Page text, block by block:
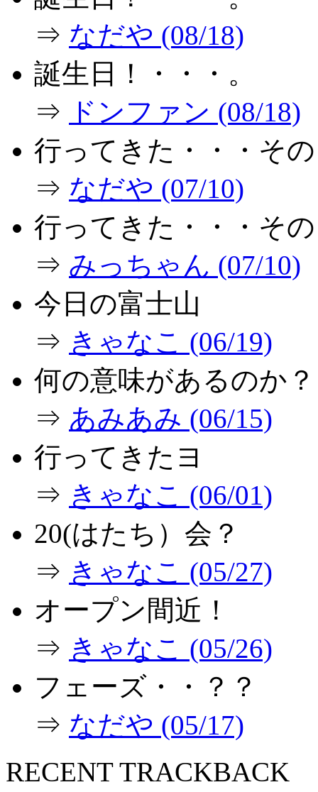
⇒ なだや (08/18)
誕生日！・・・。
⇒
ドンファン (08/18)
行ってきた・・・その
⇒ なだや (07/10)
行ってきた・・・その
⇒ みっちゃん (07/10)
今日の富士山
⇒ きゃなこ (06/19)
何の意味があるのか？
⇒ あみあみ (06/15)
行ってきたヨ
⇒ きゃなこ (06/01)
20(はたち）会？
⇒ きゃなこ (05/27)
オープン間近！
⇒ きゃなこ (05/26)
フェーズ・・？？
⇒ なだや (05/17)
RECENT TRACKBACK